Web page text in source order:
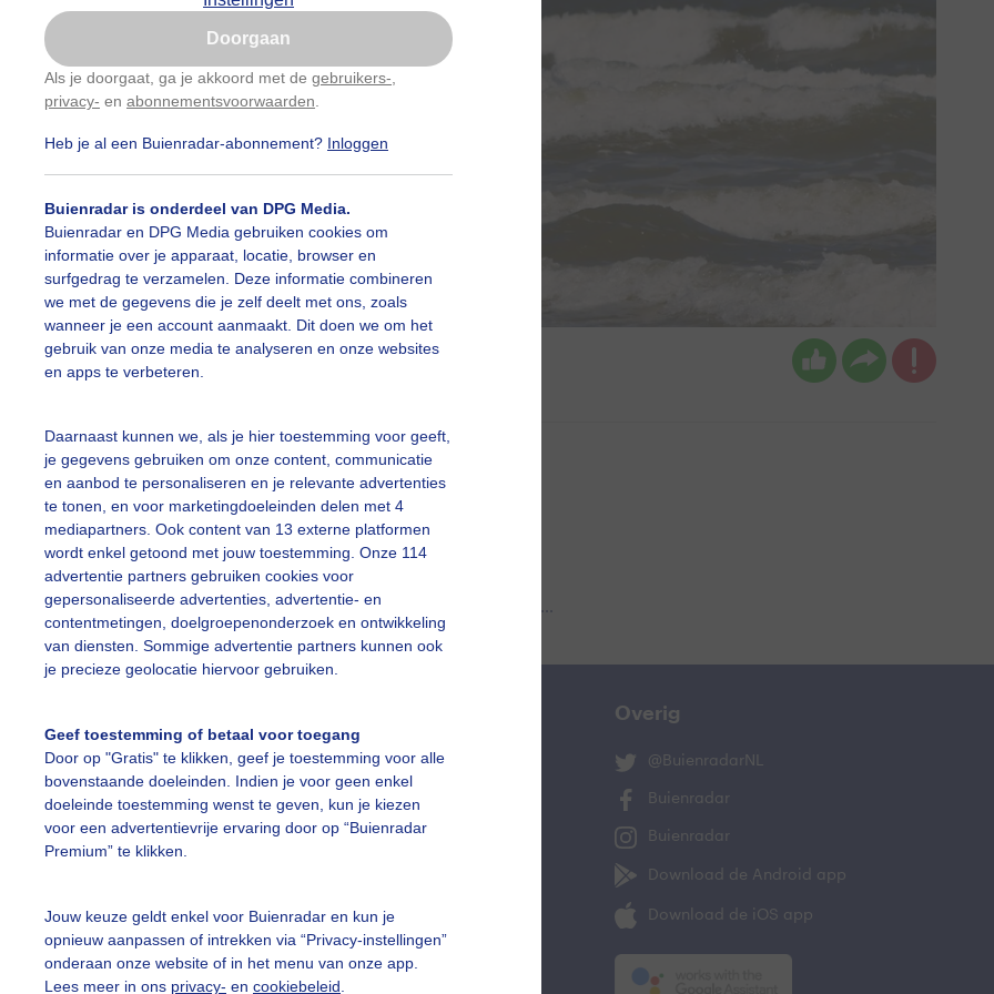
Doorgaan
Als je doorgaat, ga je akkoord met de gebruikers-
privacy- en abonnementsvoorwaarden
Heb je al een Buienradar-abonnement? Inloggen
Buienradar is onderdeel van DPG Media.
Buienradar en DPG Media gebruiken cookies om
informatie over je apparaat, locatie, browser en
surfgedrag te verzamelen. Deze informatie combineren
we met de gegevens die je zelf deelt met ons, zoals
wanneer je een account aanmaakt. Dit doen we om het
gebruik van onze media te analyseren en onze websites
en apps te verbeteren.
Daarnaast kunnen we, als je hier toestemming voor geeft,
je gegevens gebruiken om onze content, communicatie
en aanbod te personaliseren en je relevante advertenties
te tonen, en voor marketingdoeleinden delen met 4
mediapartners. Ook content van 13 externe platformen
wordt enkel getoond met jouw toestemming. Onze 114
advertentie partners gebruiken cookies voor
gepersonaliseerde advertenties, advertentie- en
contentmetingen, doelgroepenonderzoek en ontwikkeling
van diensten. Sommige advertentie partners kunnen ook
je precieze geolocatie hiervoor gebruiken.
Geef toestemming of betaal voor toegang
Door op "Gratis" te klikken, geef je toestemming voor alle
bovenstaande doeleinden. Indien je voor geen enkel
doeleinde toestemming wenst te geven, kun je kiezen
voor een advertentievrije ervaring door op “Buienradar
Premium” te klikken.
Jouw keuze geldt enkel voor Buienradar en kun je
opnieuw aanpassen of intrekken via “Privacy-instellingen”
onderaan onze website of in het menu van onze app.
Lees meer in ons privacy- en cookiebeleid
Johan Westra Gemaakt: 10-06-2026, 27x bekeken
slideshow
Een moment geduld aub...
vragen
Team
De Bilt
Overig
@BuienradarNL
Buienradar
Buienradar
Download de Android app
Download de iOS app
Nu niet, misschien later
Gebruik je Safari en wil je niet elke dag deze pop-up
Klikhierom dit aan te passen